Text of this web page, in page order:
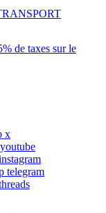
de taxes sur le
x
telegram